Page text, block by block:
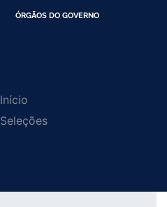
ÓRGÃOS DO GOVERNO
Main
navigation
Início
Seleções